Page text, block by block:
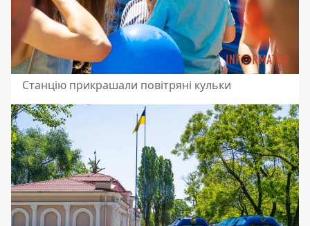
Станцію прикрашали повітряні кульки